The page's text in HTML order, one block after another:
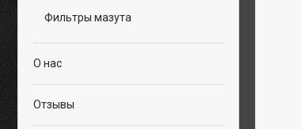
Фильтры мазута
О нас
Отзывы